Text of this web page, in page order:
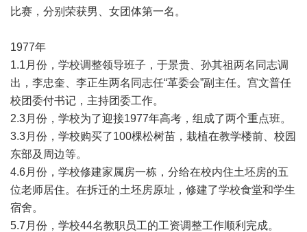
比赛，分别荣获男、女团体第一名。
1977年
1.1月份，学校调整领导班子，于景贵、孙其祖两名同志调
出，李忠奎、李正生两名同志任“革委会”副主任。宫文普任
校团委付书记，主持团委工作。
2.3月份，学校为了迎接1977年高考，组成了两个重点班。
3.3月份，学校购买了100棵松树苗，栽植在教学楼前、校园
东部及周边等。
4.6月份，学校修建家属房一栋，分给在校内住土坯房的五
位老师居住。在拆迁的土坯房原址，修建了学校食堂和学生
宿舍。
5.7月份，学校44名教职员工的工资调整工作顺利完成。